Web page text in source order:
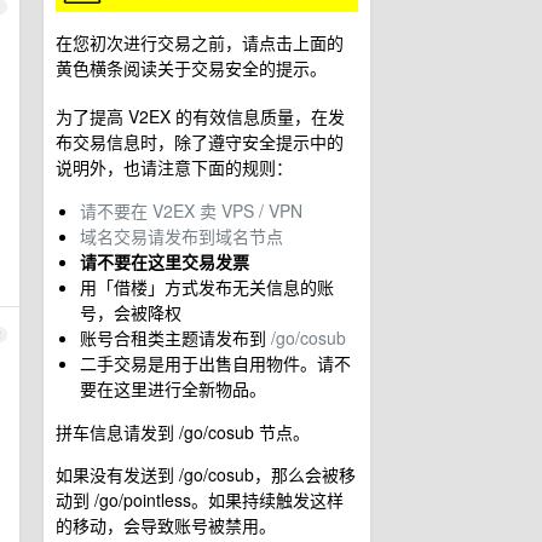
在您初次进行交易之前，请点击上面的
黄色横条阅读关于交易安全的提示。
为了提高 V2EX 的有效信息质量，在发
布交易信息时，除了遵守安全提示中的
说明外，也请注意下面的规则：
请不要在 V2EX 卖 VPS / VPN
域名交易请发布到域名节点
请不要在这里交易发票
用「借楼」方式发布无关信息的账
号，会被降权
账号合租类主题请发布到 /go/cosub
二手交易是用于出售自用物件。请不
要在这里进行全新物品。
拼车信息请发到 /go/cosub 节点。
如果没有发送到 /go/cosub，那么会被移
动到 /go/pointless。如果持续触发这样
的移动，会导致账号被禁用。